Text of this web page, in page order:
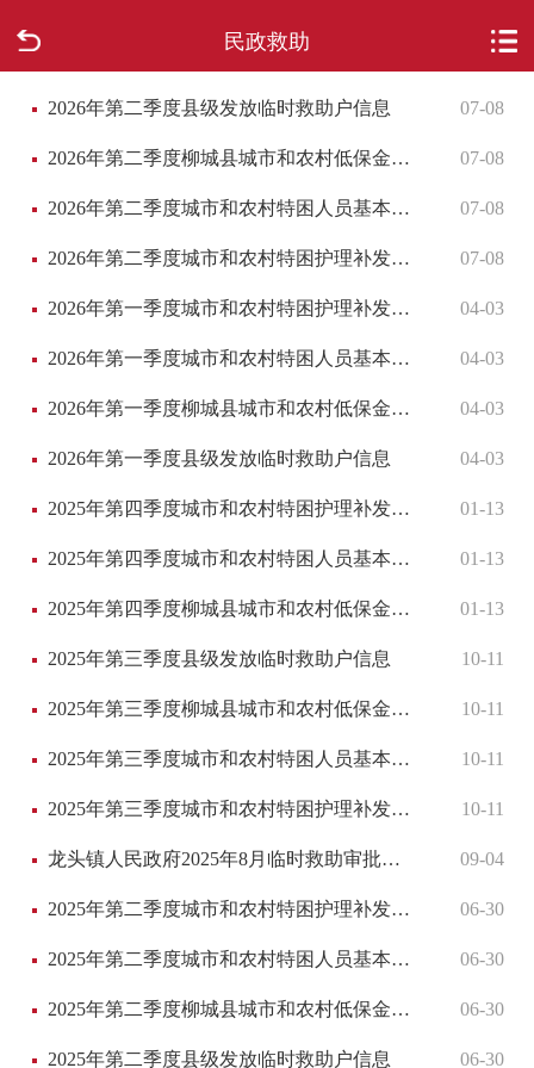
民政救助
走进柳城
网上办事
2026年第二季度县级发放临时救助户信息 07-08
2026年第二季度柳城县城市和农村低保金发放花名册 07-08
2026年第二季度城市和农村特困人员基本生活补贴（特困金） 07-08
2026年第二季度城市和农村特困护理补发放名单 07-08
2026年第一季度城市和农村特困护理补发放名单 04-03
2026年第一季度城市和农村特困人员基本生活补贴（特困金） 04-03
2026年第一季度柳城县城市和农村低保金发放第一批成员花名册 04-03
2026年第一季度县级发放临时救助户信息 04-03
2025年第四季度城市和农村特困护理补发放名单 01-13
2025年第四季度城市和农村特困人员基本生活补贴（特困金） 01-13
2025年第四季度柳城县城市和农村低保金发放第一批成员花名册 01-13
2025年第三季度县级发放临时救助户信息 10-11
2025年第三季度柳城县城市和农村低保金发放第一批成员花名册 10-11
2025年第三季度城市和农村特困人员基本生活补贴（特困金） 10-11
2025年第三季度城市和农村特困护理补发放名单 10-11
龙头镇人民政府2025年8月临时救助审批发放名单 09-04
2025年第二季度城市和农村特困护理补发放名单 06-30
2025年第二季度城市和农村特困人员基本生活补贴（特困金） 06-30
2025年第二季度柳城县城市和农村低保金发放第一批成员花名册 06-30
2025年第二季度县级发放临时救助户信息 06-30